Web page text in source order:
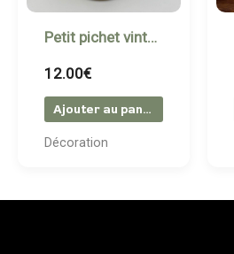
Petit pichet vintage en grès bicolore
12.00€
Ajouter au panier
Décoration